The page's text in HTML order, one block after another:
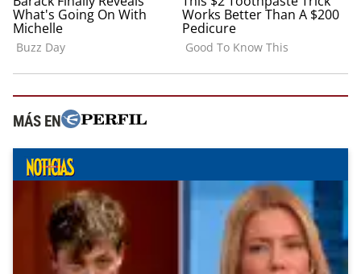
MÁS EN